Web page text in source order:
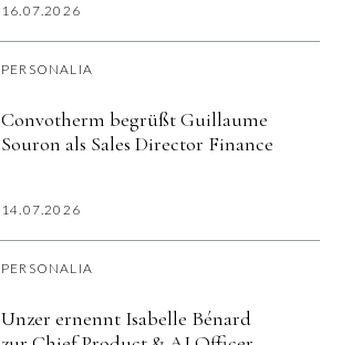
16.07.2026
PERSONALIA
Convotherm begrüßt Guillaume
Souron als Sales Director Finance
14.07.2026
PERSONALIA
Unzer ernennt Isabelle Bénard